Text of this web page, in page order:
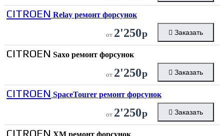
CITROEN Relay ремонт форсунок
от 2'250р Заказать
CITROEN Saxo ремонт форсунок
от 2'250р Заказать
CITROEN SpaceTourer ремонт форсунок
от 2'250р Заказать
CITROEN